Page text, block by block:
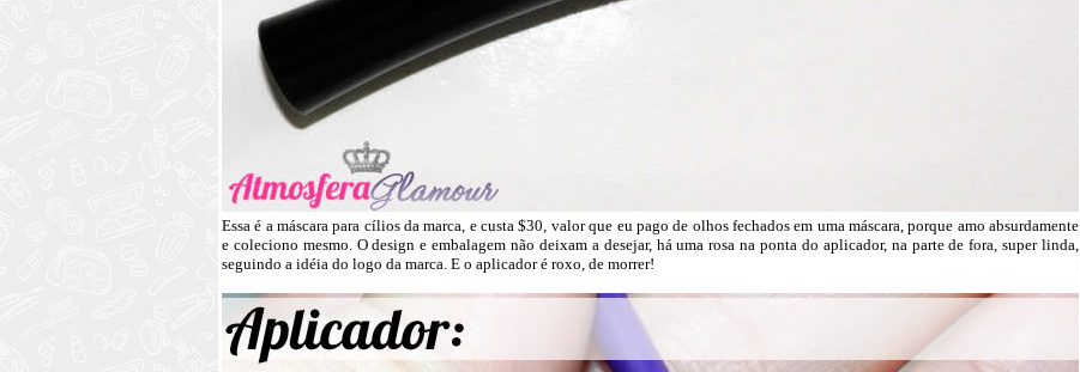
Essa é a máscara para cílios da marca, e custa $30, valor que eu pago de olhos fechados em uma máscara, porque amo absurdamente
e coleciono mesmo. O design e embalagem não deixam a desejar, há uma rosa na ponta do aplicador, na parte de fora, super linda,
seguindo a idéia do logo da marca. E o aplicador é roxo, de morrer!